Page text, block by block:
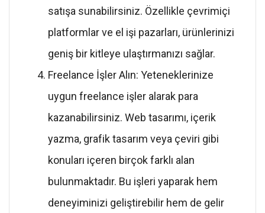
satışa sunabilirsiniz. Özellikle çevrimiçi
platformlar ve el işi pazarları, ürünlerinizi
geniş bir kitleye ulaştırmanızı sağlar.
Freelance İşler Alın: Yeteneklerinize
uygun freelance işler alarak para
kazanabilirsiniz. Web tasarımı, içerik
yazma, grafik tasarım veya çeviri gibi
konuları içeren birçok farklı alan
bulunmaktadır. Bu işleri yaparak hem
deneyiminizi geliştirebilir hem de gelir